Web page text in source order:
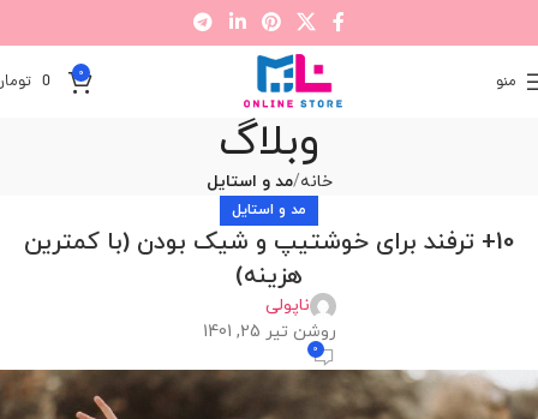
منو 0
0
وبلاگ
خانه مد و استایل
مد و استایل
10+ ترفند برای خوشتیپ و شیک بودن (با کمترین
هزینه)
ناپولی
روشن تیر 25, 1401
0